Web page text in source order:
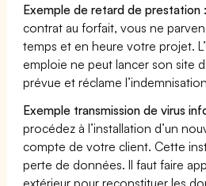
Exemple de retard de prestation :
contrat au forfait, vous ne
temps et en heure votre projet.
emploie ne peut lancer son site
prévue et réclame
Exemple transmission de virus
procédez à l’installation d’un
compte de votre client. Cette
perte de données. Il faut faire
extérieur pour reconstituer les